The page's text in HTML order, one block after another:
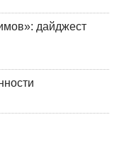
дайджест